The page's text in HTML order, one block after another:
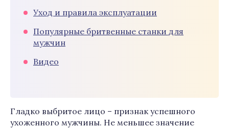
Уход и правила эксплуатации
Популярные бритвенные станки для
мужчин
Видео
Гладко выбритое лицо – признак успешного
ухоженного мужчины. Не меньшее значение